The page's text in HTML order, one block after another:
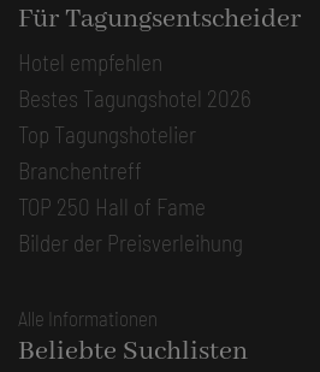
Für Tagungsentscheider
Hotel empfehlen
Bestes Tagungshotel 2026
Top Tagungshotelier
Branchentreff
TOP 250 Hall of Fame
Bilder der Preisverleihung
Alle Informationen
Beliebte Suchlisten